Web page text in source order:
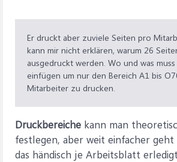
Er druckt aber zuviele Seiten pro
kann mir nicht erklären, warum 26
ausgedruckt werden. Wo und was
einfügen um nur den Bereich A1 bis
Mitarbeiter zu drucken.
Druckbereiche kann man
festlegen, aber weit einfacher geht
das händisch je Arbeitsblatt